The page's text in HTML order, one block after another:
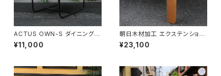
ACTUS OWN-S ダイニングチ
ェア
¥11,000
朝日木材加工 エクステンション
リビングテーブル
¥23,100